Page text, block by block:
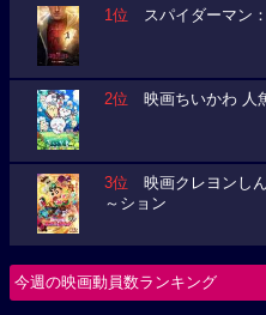
1位 スパイダーマン
2位 映画ちいかわ 人
3位 映画クレヨンし
～ション
今週の映画動員数ランキング